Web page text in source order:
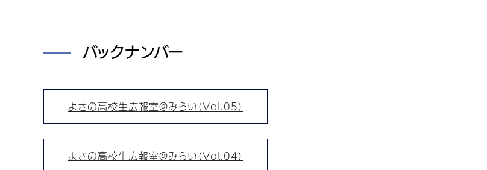
バックナンバー
よさの高校生広報室＠みらい（Vol.05）
よさの高校生広報室＠みらい（Vol.04）